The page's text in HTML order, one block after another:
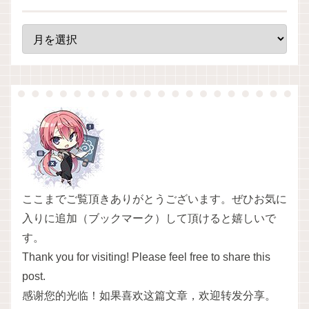
ここまでご覧頂きありがとうございます。ぜひお気に
入りに追加（ブックマーク）して頂けると嬉しいで
す。
Thank you for visiting! Please feel free to share this
post.
感谢您的光临！如果喜欢这篇文章，欢迎转发分享。